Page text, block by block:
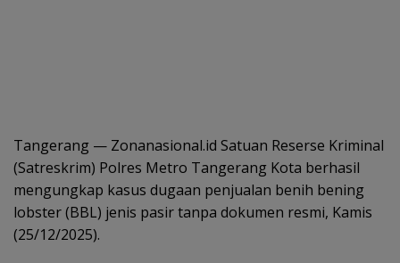
Tangerang — Zonanasional.id Satuan Reserse Kriminal
(Satreskrim) Polres Metro Tangerang Kota berhasil
mengungkap kasus dugaan penjualan benih bening
lobster (BBL) jenis pasir tanpa dokumen resmi, Kamis
(25/12/2025).